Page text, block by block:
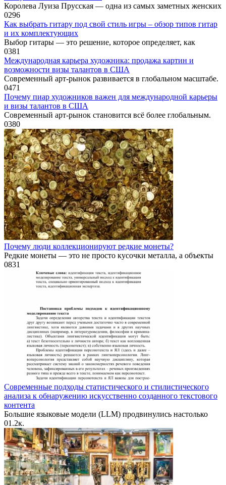
Королева Луиза Прусская — одна из самых заметных женских
0296
Как выбрать гитару под свой стиль игры – обзор типов гитар
и их комплектующих
Выбор гитары — это решение, которое определяет, как
0381
Международная карьера художника: продажа картин и
возможности визы талантов в США
Современный арт-рынок развивается в глобальном масштабе.
0471
Почему пиар художников важен для международной карьеры
и визы талантов в США
Современный арт-рынок становится всё более глобальным.
0380
Почему люди коллекционируют редкие монеты?
Редкие монеты — это не просто кусочки металла, а объекты
0831
Современные подходы статистического и стилистического
анализа к обнаружению искусственно созданного текстового
контента
Большие языковые модели (LLM) продвинулись настолько
01.2к.